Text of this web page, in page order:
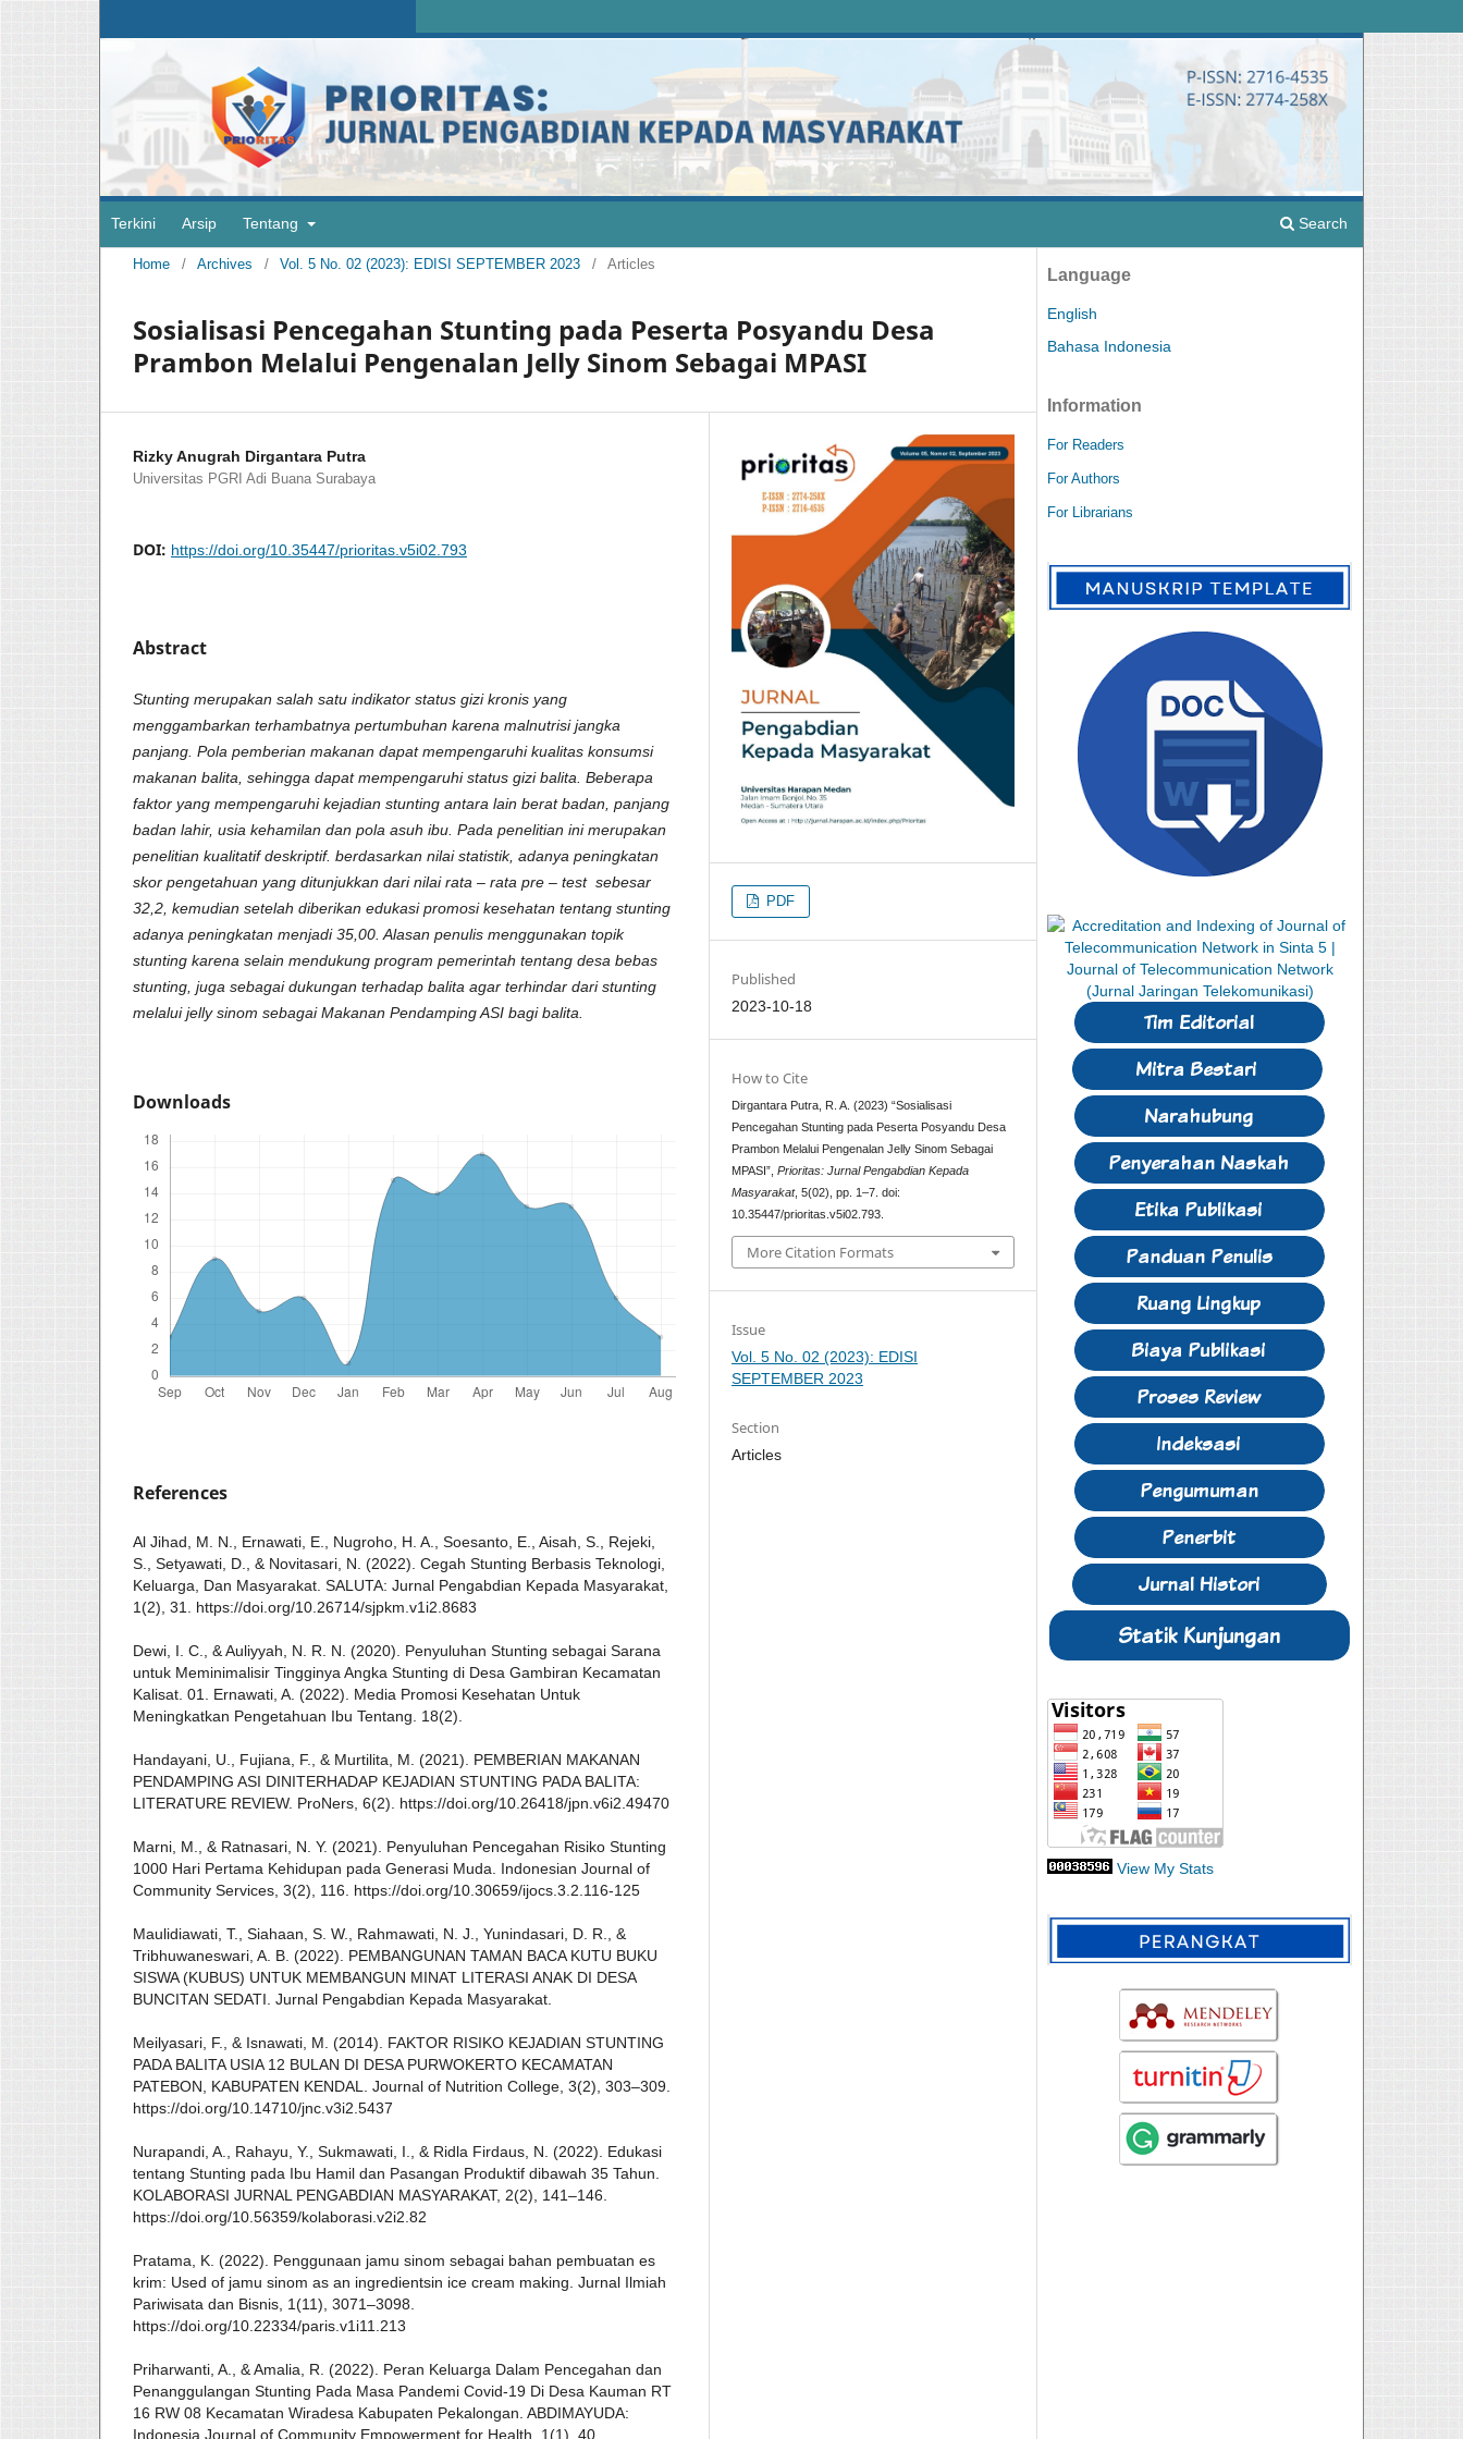
Terkini Arsip Tentang Search
Home / Archives / Vol. 5 No. 02 (2023): EDISI SEPTEMBER 2023 / Articles
Sosialisasi Pencegahan Stunting pada Peserta Posyandu Desa
Prambon Melalui Pengenalan Jelly Sinom Sebagai MPASI
Rizky Anugrah Dirgantara Putra
Universitas PGRI Adi Buana Surabaya
DOI: https://doi.org/10.35447/prioritas.v5i02.793
Abstract
Stunting merupakan salah satu indikator status gizi kronis yang
menggambarkan terhambatnya pertumbuhan karena malnutrisi jangka
panjang. Pola pemberian makanan dapat mempengaruhi kualitas konsumsi
makanan balita, sehingga dapat mempengaruhi status gizi balita. Beberapa
faktor yang mempengaruhi kejadian stunting antara lain berat badan, panjang
badan lahir, usia kehamilan dan pola asuh ibu. Pada penelitian ini merupakan
penelitian kualitatif deskriptif. berdasarkan nilai statistik, adanya peningkatan
skor pengetahuan yang ditunjukkan dari nilai rata – rata pre – test sebesar
32,2, kemudian setelah diberikan edukasi promosi kesehatan tentang stunting
adanya peningkatan menjadi 35,00. Alasan penulis menggunakan topik
stunting karena selain mendukung program pemerintah tentang desa bebas
stunting, juga sebagai dukungan terhadap balita agar terhindar dari stunting
melalui jelly sinom sebagai Makanan Pendamping ASI bagi balita.
Downloads
References
Al Jihad, M. N., Ernawati, E., Nugroho, H. A., Soesanto, E., Aisah, S., Rejeki,
S., Setyawati, D., & Novitasari, N. (2022). Cegah Stunting Berbasis Teknologi,
Keluarga, Dan Masyarakat. SALUTA: Jurnal Pengabdian Kepada Masyarakat,
1(2), 31. https://doi.org/10.26714/sjpkm.v1i2.8683
Dewi, I. C., & Auliyyah, N. R. N. (2020). Penyuluhan Stunting sebagai Sarana
untuk Meminimalisir Tingginya Angka Stunting di Desa Gambiran Kecamatan
Kalisat. 01. Ernawati, A. (2022). Media Promosi Kesehatan Untuk
Meningkatkan Pengetahuan Ibu Tentang. 18(2).
Handayani, U., Fujiana, F., & Murtilita, M. (2021). PEMBERIAN MAKANAN
PENDAMPING ASI DINITERHADAP KEJADIAN STUNTING PADA BALITA:
LITERATURE REVIEW. ProNers, 6(2). https://doi.org/10.26418/jpn.v6i2.49470
Marni, M., & Ratnasari, N. Y. (2021). Penyuluhan Pencegahan Risiko Stunting
1000 Hari Pertama Kehidupan pada Generasi Muda. Indonesian Journal of
Community Services, 3(2), 116. https://doi.org/10.30659/ijocs.3.2.116-125
Maulidiawati, T., Siahaan, S. W., Rahmawati, N. J., Yunindasari, D. R., &
Tribhuwaneswari, A. B. (2022). PEMBANGUNAN TAMAN BACA KUTU BUKU
SISWA (KUBUS) UNTUK MEMBANGUN MINAT LITERASI ANAK DI DESA
BUNCITAN SEDATI. Jurnal Pengabdian Kepada Masyarakat.
Meilyasari, F., & Isnawati, M. (2014). FAKTOR RISIKO KEJADIAN STUNTING
PADA BALITA USIA 12 BULAN DI DESA PURWOKERTO KECAMATAN
PATEBON, KABUPATEN KENDAL. Journal of Nutrition College, 3(2), 303–309.
https://doi.org/10.14710/jnc.v3i2.5437
Nurapandi, A., Rahayu, Y., Sukmawati, I., & Ridla Firdaus, N. (2022). Edukasi
tentang Stunting pada Ibu Hamil dan Pasangan Produktif dibawah 35 Tahun.
KOLABORASI JURNAL PENGABDIAN MASYARAKAT, 2(2), 141–146.
https://doi.org/10.56359/kolaborasi.v2i2.82
Pratama, K. (2022). Penggunaan jamu sinom sebagai bahan pembuatan es
krim: Used of jamu sinom as an ingredientsin ice cream making. Jurnal Ilmiah
Pariwisata dan Bisnis, 1(11), 3071–3098.
https://doi.org/10.22334/paris.v1i11.213
Priharwanti, A., & Amalia, R. (2022). Peran Keluarga Dalam Pencegahan dan
Penanggulangan Stunting Pada Masa Pandemi Covid-19 Di Desa Kauman RT
16 RW 08 Kecamatan Wiradesa Kabupaten Pekalongan. ABDIMAYUDA:
Indonesia Journal of Community Empowerment for Health, 1(1), 40.
PDF
Published
2023-10-18
How to Cite
Dirgantara Putra, R. A. (2023) “Sosialisasi
Pencegahan Stunting pada Peserta Posyandu Desa
Prambon Melalui Pengenalan Jelly Sinom Sebagai
MPASI”,Prioritas: Jurnal Pengabdian Kepada
Masyarakat, 5(02), pp. 1–7. doi:
10.35447/prioritas.v5i02.793.
More Citation Formats
Issue
Vol. 5 No. 02 (2023): EDISI
SEPTEMBER 2023
Section
Articles
Language
English
Bahasa Indonesia
Information
For Readers
For Authors
For Librarians
View My Stats